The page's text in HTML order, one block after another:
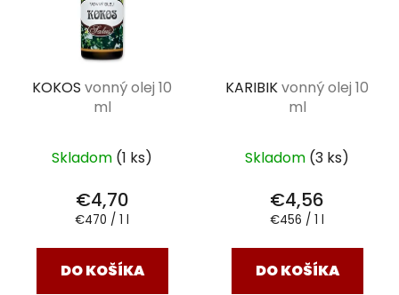
KOKOS vonný olej 10
ml
Skladom (1 ks)
€4,70
Jednotková
€470 / 1 l
DO KOŠÍKA
KARIBIKvonný olej 10
ml
Skladom (3 ks)
€4,56
Jednotková
€456 / 1 l
DO KOŠÍKA